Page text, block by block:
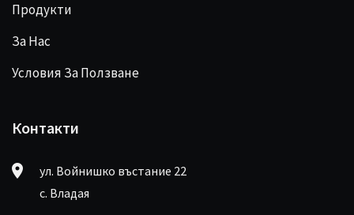
Продукти
За Нас
Условия За Ползване
Контакти
ул. Войнишко въстание 22
с. Владая